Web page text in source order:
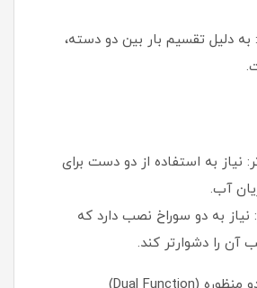
دلیل تقسیم بار بین دو دسته،
نیاز به استفاده از دو دست برای
آب.
به دو سوراخ نصب دارد که
را دشوارتر کند.